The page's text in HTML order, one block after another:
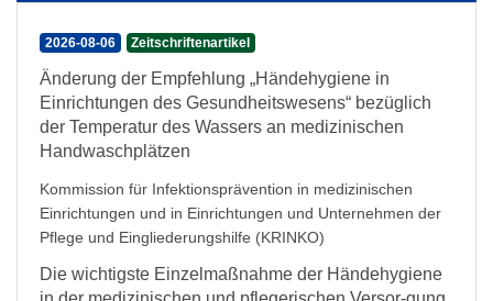
2026-08-06 Zeitschriftenartikel
Änderung der Empfehlung „Händehygiene in
Einrichtungen des Gesundheitswesens“ bezüglich
der Temperatur des Wassers an medizinischen
Handwaschplätzen
Kommission für Infektionsprävention in medizinischen
Einrichtungen und in Einrichtungen und Unternehmen der
Pflege und Eingliederungshilfe (KRINKO)
Die wichtigste Einzelmaßnahme der Händehygiene